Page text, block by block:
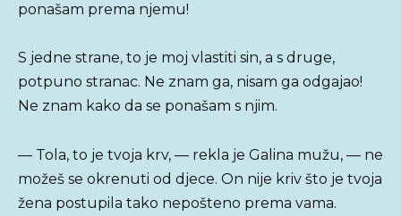
ponašam prema njemu!
S jedne strane, to je moj vlastiti sin, a s druge,
potpuno stranac. Ne znam ga, nisam ga odgajao!
Ne znam kako da se ponašam s njim.
— Tola, to je tvoja krv, — rekla je Galina mužu, — ne
možeš se okrenuti od djece. On nije kriv što je tvoja
žena postupila tako nepošteno prema vama.